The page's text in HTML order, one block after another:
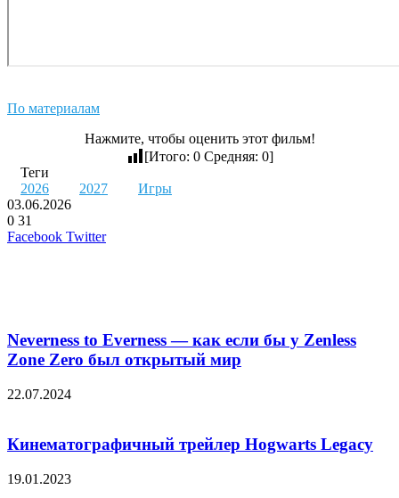
По материалам
Нажмите, чтобы оценить этот фильм!
[Итого: 0Средняя: 0]
Теги
2026
2027
Игры
03.06.2026
0 31
Facebook TwitterLinkedIn
Pinterest
Вконтакте
Одноклассники
Skype
WhatsApp
Telegram
Viber
Neverness to Everness — как если бы у Zenless
Zone Zero был открытый мир
22.07.2024
Кинематографичный трейлер Hogwarts Legacy
19.01.2023